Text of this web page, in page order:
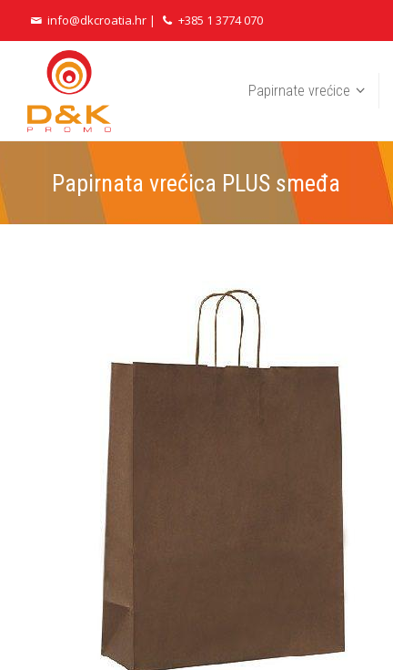
info@dkcroatia.hr | +385 1 3774 070
Papirnate vrećice
Papirnata vrećica PLUS smeđa